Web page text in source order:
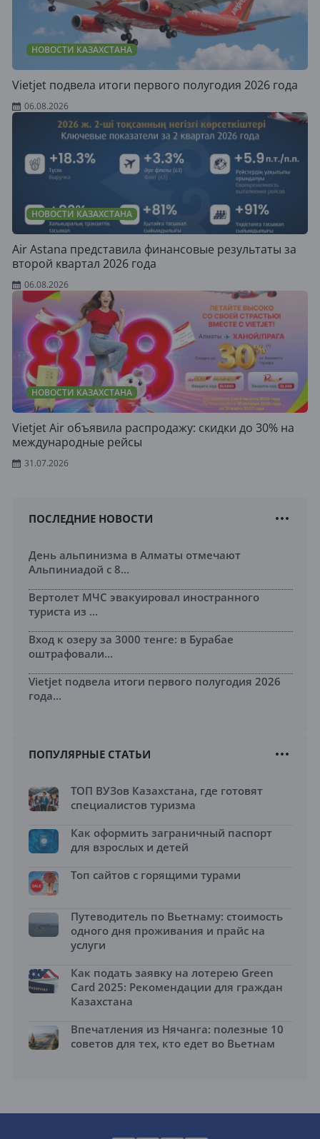
НОВОСТИ КАЗАХСТАНА
Vietjet подвела итоги первого полугодия 2026 года
06.08.2026
НОВОСТИ КАЗАХСТАНА
Air Astana представила финансовые результаты за
второй квартал 2026 года
06.08.2026
НОВОСТИ КАЗАХСТАНА
Vietjet Air объявила распродажу: скидки до 30% на
международные рейсы
31.07.2026
ПОСЛЕДНИЕ НОВОСТИ
День альпинизма в Алматы отмечают
Альпиниадой с 8...
Вертолет МЧС эвакуировал иностранного
туриста из ...
Вход к озеру за 3000 тенге: в Бурабае
оштрафовали...
Vietjet подвела итоги первого полугодия 2026
года...
ПОПУЛЯРНЫЕ СТАТЬИ
ТОП ВУЗов Казахстана, где готовят
специалистов туризма
Как оформить заграничный паспорт
для взрослых и детей
Топ сайтов с горящими турами
Путеводитель по Вьетнаму: стоимость
одного дня проживания и прайс на
услуги
Как подать заявку на лотерею Green
Card 2025: Рекомендации для граждан
Казахстана
Впечатления из Нячанга: полезные 10
советов для тех, кто едет во Вьетнам